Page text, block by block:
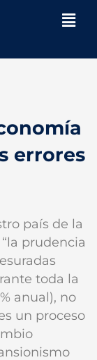
errores
país de la
prudencia
toda la
anual), no
un proceso